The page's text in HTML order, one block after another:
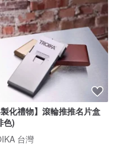
製化禮物】滾輪推推名片盒
色)
台灣